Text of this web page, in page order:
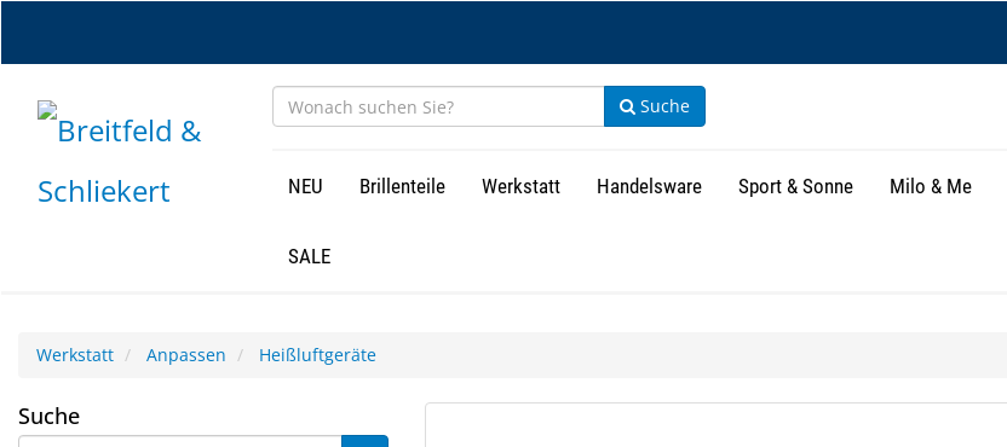
Suche
NEU Brillenteile Werkstatt Handelsware Sport & Sonne Milo & Me
SALE
Werkstatt Anpassen Heißluftgeräte
Heißluftgeräte
Suche